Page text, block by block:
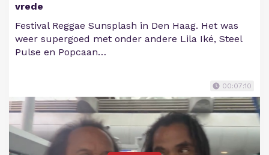
vrede
Festival Reggae Sunsplash in Den Haag. Het was
weer supergoed met onder andere Lila Iké, Steel
Pulse en Popcaan…
00:07:10